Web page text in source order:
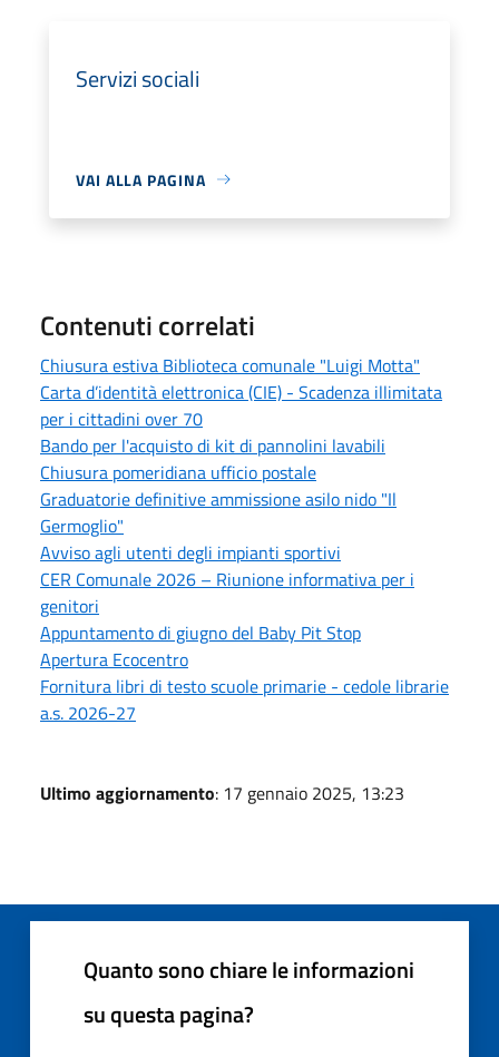
Servizi sociali
VAI ALLA PAGINA
Contenuti correlati
Chiusura estiva Biblioteca comunale "Luigi Motta"
Carta d’identità elettronica (CIE) - Scadenza illimitata
per i cittadini over 70
Bando per l'acquisto di kit di pannolini lavabili
Chiusura pomeridiana ufficio postale
Graduatorie definitive ammissione asilo nido "Il
Germoglio"
Avviso agli utenti degli impianti sportivi
CER Comunale 2026 – Riunione informativa per i
genitori
Appuntamento di giugno del Baby Pit Stop
Apertura Ecocentro
Fornitura libri di testo scuole primarie - cedole librarie
a.s. 2026-27
Ultimo aggiornamento: 17 gennaio 2025, 13:23
Quanto sono chiare le informazioni
su questa pagina?